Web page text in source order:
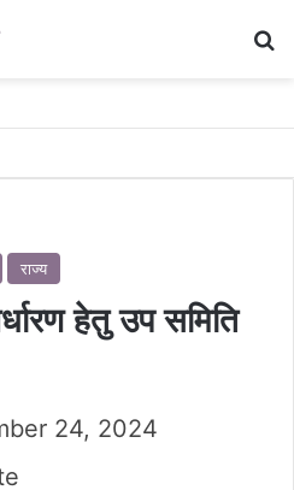
राज्य
हेतु उप समिति
24, 2024